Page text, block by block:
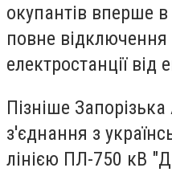
окупантів вперше в
повне відключення
електростанції від
Пізніше
з'єднання з
лінією ПЛ-750 кВ